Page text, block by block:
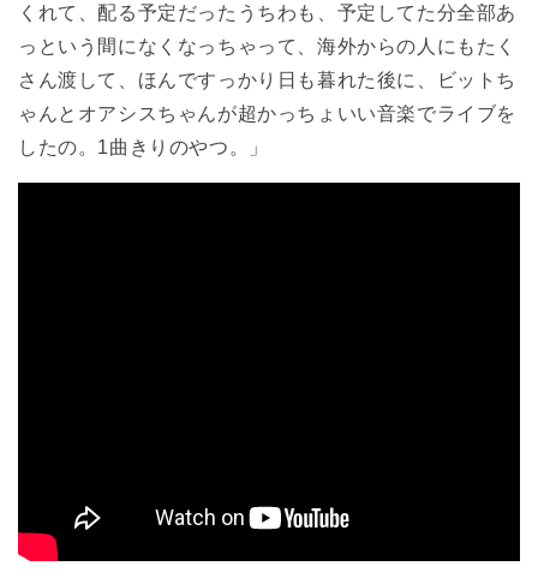
くれて、配る予定だったうちわも、予定してた分全部あ
っという間になくなっちゃって、海外からの人にもたく
さん渡して、ほんですっかり日も暮れた後に、ビットち
ゃんとオアシスちゃんが超かっちょいい音楽でライブを
したの。1曲きりのやつ。」